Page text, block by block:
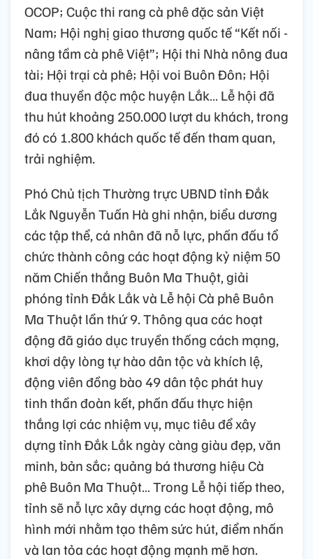
OCOP; Cuộc thi rang cà phê đặc sản Việt
Nam; Hội nghị giao thương quốc tế “Kết nối -
nâng tầm cà phê Việt”; Hội thi Nhà nông đua
tài; Hội trại cà phê; Hội voi Buôn Đôn; Hội
đua thuyền độc mộc huyện Lắk… Lễ hội đã
thu hút khoảng 250.000 lượt du khách, trong
đó có 1.800 khách quốc tế đến tham quan,
trải nghiệm.
Phó Chủ tịch Thường trực UBND tỉnh Đắk
Lắk Nguyễn Tuấn Hà ghi nhận, biểu dương
các tập thể, cá nhân đã nỗ lực, phấn đấu tổ
chức thành công các hoạt động kỷ niệm 50
năm Chiến thắng Buôn Ma Thuột, giải
phóng tỉnh Đắk Lắk và Lễ hội Cà phê Buôn
Ma Thuột lần thứ 9. Thông qua các hoạt
động đã giáo dục truyền thống cách mạng,
khơi dậy lòng tự hào dân tộc và khích lệ,
động viên đồng bào 49 dân tộc phát huy
tinh thần đoàn kết, phấn đấu thực hiện
thắng lợi các nhiệm vụ, mục tiêu để xây
dựng tỉnh Đắk Lắk ngày càng giàu đẹp, văn
minh, bản sắc; quảng bá thương hiệu Cà
phê Buôn Ma Thuột… Trong Lễ hội tiếp theo,
tỉnh sẽ nỗ lực xây dựng các hoạt động, mô
hình mới nhằm tạo thêm sức hút, điểm nhấn
và lan tỏa các hoạt động mạnh mẽ hơn.